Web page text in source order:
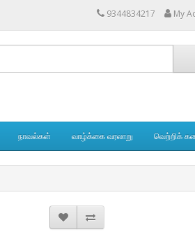
9344834217 My
நாவல்கள் வாழ்க்கை வரலாறு வெற்றிக்